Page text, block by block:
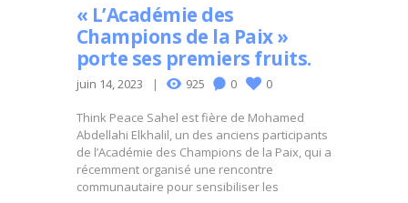
« L’Académie des
Champions de la Paix »
porte ses premiers fruits.
juin 14, 2023 925 0 0
Think Peace Sahel est fière de Mohamed
Abdellahi Elkhalil, un des anciens participants
de l’Académie des Champions de la Paix, qui a
récemment organisé une rencontre
communautaire pour sensibiliser les